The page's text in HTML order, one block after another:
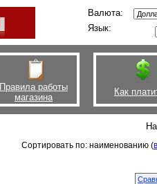
Валюта:
Язык:
Правила работы
магазина
Как
Сортировать по: наименованию (